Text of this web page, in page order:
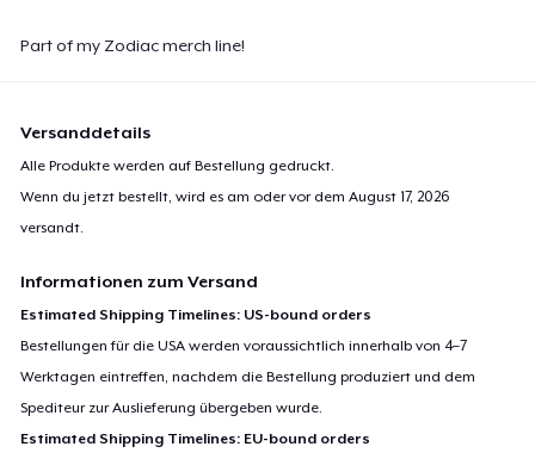
Part of my Zodiac merch line!
Versanddetails
Alle Produkte werden auf Bestellung gedruckt.
Wenn du jetzt bestellt, wird es am oder vor demAugust 17, 2026
versandt.
Informationen zum Versand
Estimated Shipping Timelines: US-bound orders
Bestellungen für die USA werden voraussichtlich innerhalb von 4–7
Werktagen eintreffen, nachdem die Bestellung produziert und dem
Spediteur zur Auslieferung übergeben wurde.
Estimated Shipping Timelines: EU-bound orders